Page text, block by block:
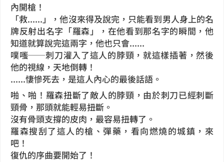
內開槍！
「救......」，他沒來得及說完，只能看到男人身上的名
牌反射出名字「羅森」，在他看到那名字的瞬間，他
知道就算說完這兩字，他也只會......
噗嗤──刺刀灌入了這人的脖頸，就這樣插著，然後
他的視線，天地倒轉！
......悽慘死去，是這人內心的最後話語。
啪、啪！羅森扭斷了敵人的脖頸，由於刺刀已經刺斷
頸骨，那頭就能輕易扭斷。
沒有骨頭支撐的皮肉，最容易扭轉了。
羅森搜刮了這人的槍、彈藥，看向燃燒的城鎮，來
吧！
復仇的序曲要開始了！